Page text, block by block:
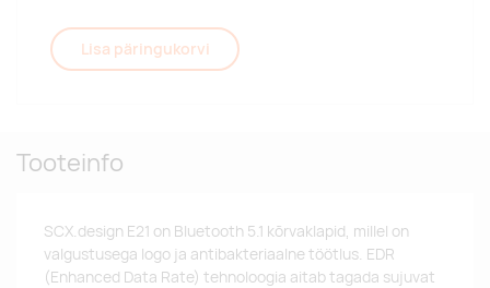
Lisa päringukorvi
Tooteinfo
SCX.design E21 on Bluetooth 5.1 kõrvaklapid, millel on
valgustusega logo ja antibakteriaalne töötlus. EDR
(Enhanced Data Rate) tehnoloogia aitab tagada sujuvat